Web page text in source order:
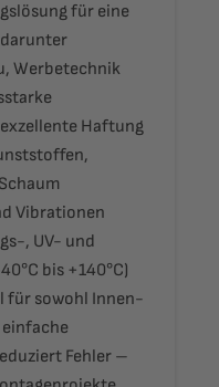
für eine
Werbetechnik
Haftung
Vibrationen
, UV- und
bis +140°C)
für sowohl Innen-
einfache
Fehler –